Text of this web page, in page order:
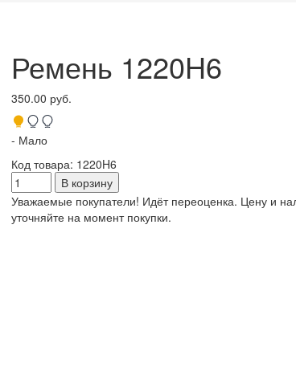
Ремень 1220H6
350.00 руб.
- Мало
Код товара: 1220H6
Уважаемые покупатели! Идёт переоценка. Цену и
уточняйте на момент покупки.